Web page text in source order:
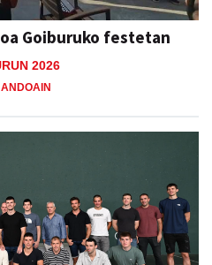
Goiburuko festetan
2026
ANDOAIN